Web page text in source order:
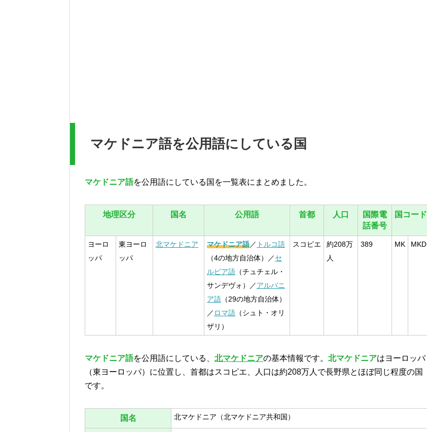
マケドニア語を公用語にしている国
マケドニア語を公用語にしている国を一覧表にまとめました。
地理区分 国名 公用語 首都 人口
国際電
話番号
国コード
ヨーロ
ッパ
東ヨーロ
ッパ
北マケドニア マケドニア語／ トルコ語
（4の地方自治体）／セ
ルビア語 （チュチェル・
サンデヴォ）／アルバニ
ア語 （29の地方自治体）
／ ロマ語 （シュト・オリ
ザリ）
スコピエ
約208万
人
389 MK MKD
マケドニア語を公用語にしている、 北マケドニアの基本情報です。 北マケドニアはヨーロッパ
（東ヨーロッパ）に位置し、首都はスコピエ、人口は約208万人で長野県とほぼ同じ程度の国
です。
国名 北マケドニア（北マケドニア共和国）